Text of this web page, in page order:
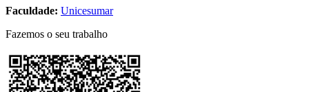
Faculdade: Unicesumar
Fazemos o seu trabalho